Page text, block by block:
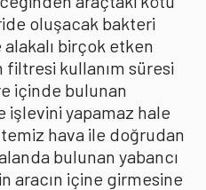
oluşacak bakteri
birçok etken
filtresi kullanım süresi
içinde bulunan
işlevini yapamaz hale
hava ile doğrudan
bulunan yabancı
aracın içine girmesine